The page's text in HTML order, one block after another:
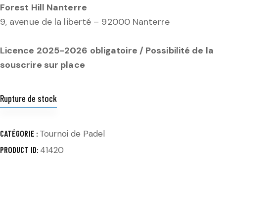
Forest Hill Nanterre
9, avenue de la liberté – 92000 Nanterre
Licence 2025-2026 obligatoire / Possibilité de la
souscrire sur place
Rupture de stock
CATÉGORIE : Tournoi de Padel
PRODUCT ID: 41420